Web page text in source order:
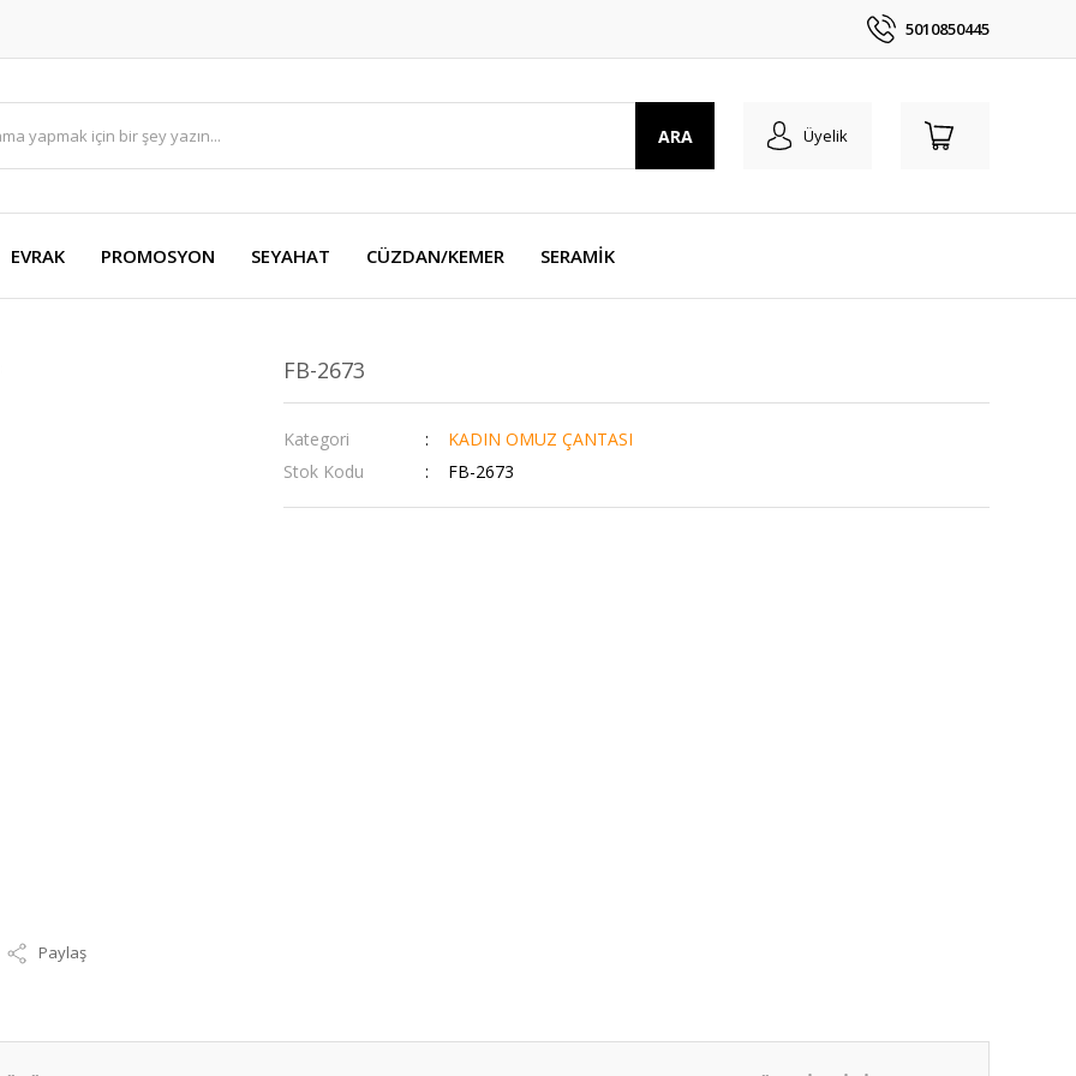
5010850445
ARA Üyelik
EVRAK PROMOSYON SEYAHAT CÜZDAN/KEMER SERAMİK
Paylaş
FB-2673
Kategori
KADIN OMUZ ÇANTASI
Stok Kodu
FB-2673